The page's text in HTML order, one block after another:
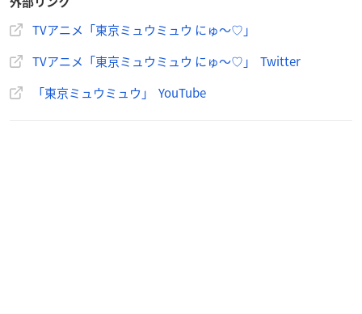
桃宮いちご役：天麻ゆうき
藍沢みんと役：日向未来
碧川れたす役：十二稜子
黄歩鈴（フォン プリン）役：戸田梨杏
藤原ざくろ役：石井萌々果
TVアニメ「東京ミュウミュウ にゅ～♡」
TVアニメ「東京ミュウミュウ にゅ～♡」 Twitter
「東京ミュウミュウ」 YouTube